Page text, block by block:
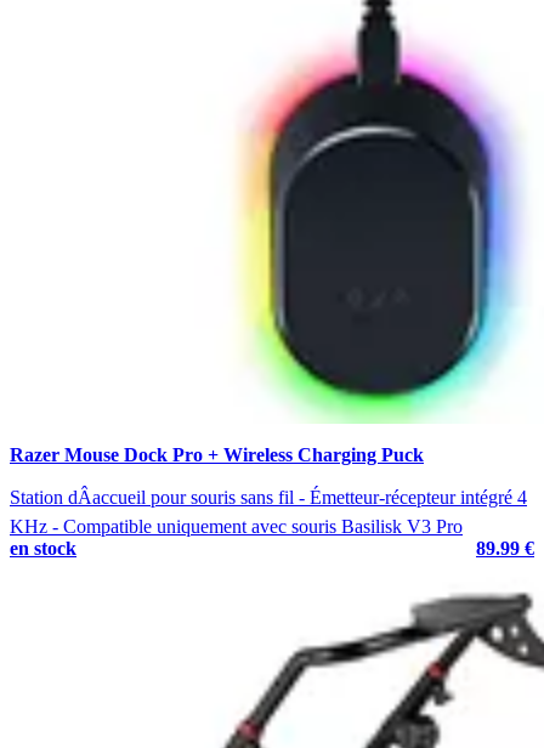
Razer Mouse Dock Pro + Wireless Charging Puck
Station dÂaccueil pour souris sans fil - Émetteur-récepteur intégré 4
KHz - Compatible uniquement avec souris Basilisk V3 Pro
en stock
89.99 €